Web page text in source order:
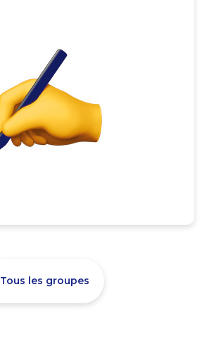
Tous les groupes